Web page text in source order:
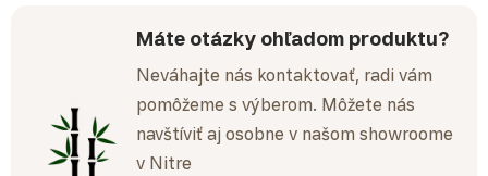
Máte otázky ohľadom produktu?
Neváhajte nás kontaktovať, radi vám
pomôžeme s výberom. Môžete nás
navštíviť aj osobne v našom showroome
v Nitre